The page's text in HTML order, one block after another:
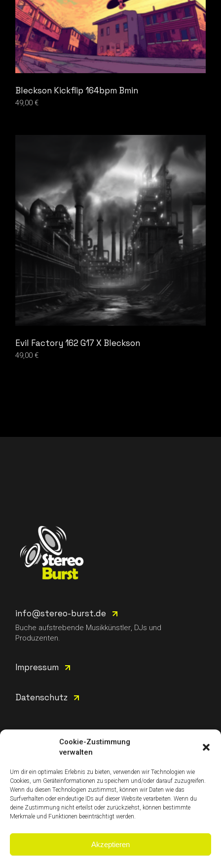
Cookie-Zustimmung
verwalten
Um dir ein optimales Erlebnis zu bieten, verwenden wir Technologien wie
Cookies, um Geräteinformationen zu speichern und/oder darauf zuzugreifen.
Wenn du diesen Technologien zustimmst, können wir Daten wie das
Surfverhalten oder eindeutige IDs auf dieser Website verarbeiten. Wenn du
deine Zustimmung nicht erteilst oder zurückziehst, können bestimmte
Merkmale und Funktionen beeinträchtigt werden.
Akzeptieren
Bleckson Kickflip 164bpm Bmin
49,00€
Evil Factory 162 G17 X Bleckson
49,00€
info@stereo-burst.de
Buche aufstrebende Musikkünstler, DJs und
Produzenten.
Impressum
Datenschutz
Instagram
Facebook